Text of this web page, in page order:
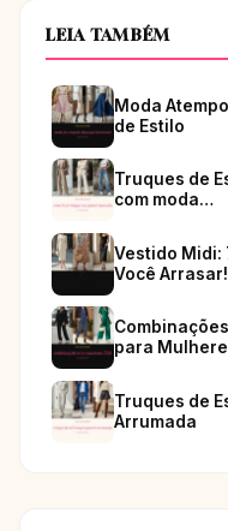
LEIA TAMBÉM
Moda
de Estilo
Truques de
com moda…
Vestido Midi:
Você Arrasar!
para
Truques de
Arrumada